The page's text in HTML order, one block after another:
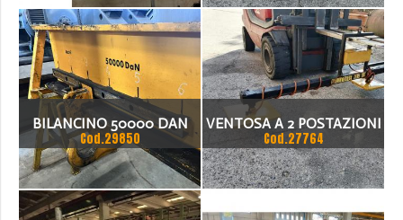
BILANCINO 50000 DAN
Cod.29850
VENTOSA A 2 POSTAZIONI
PNEUMATICHE
LUNGHEZZA MAX 2500
Cod.27764